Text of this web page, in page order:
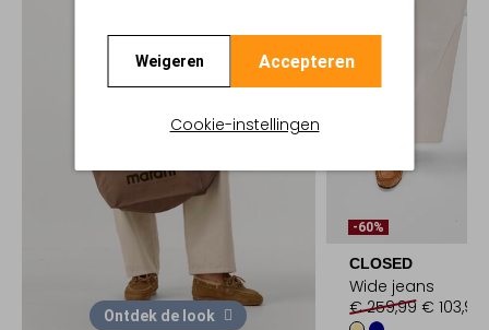
Weigeren Accepteren
Cookie-instellingen
Ontdek de look
-60%
CLOSED
Wide jeans
€ 259,99 € 103,99